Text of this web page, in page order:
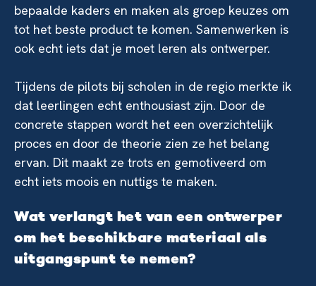
bepaalde kaders en maken als groep keuzes om
tot het beste product te komen. Samenwerken is
ook echt iets dat je moet leren als ontwerper.
Tijdens de pilots bij scholen in de regio merkte ik
dat leerlingen echt enthousiast zijn. Door de
concrete stappen wordt het een overzichtelijk
proces en door de theorie zien ze het belang
ervan. Dit maakt ze trots en gemotiveerd om
echt iets moois en nuttigs te maken.
Wat verlangt het van een ontwerper
om het beschikbare materiaal als
uitgangspunt te nemen?